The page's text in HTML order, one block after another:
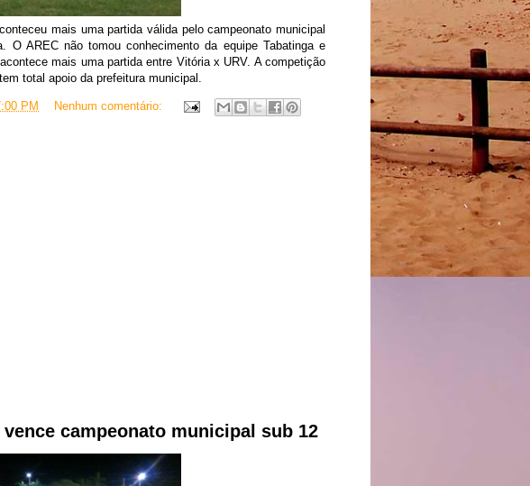
mais uma partida válida pelo campeonato municipal
O AREC não tomou conhecimento da equipe Tabatinga e
mais uma partida entre Vitória x URV. A competição
total apoio da prefeitura municipal.
PM Nenhum comentário:
vence campeonato municipal sub 12